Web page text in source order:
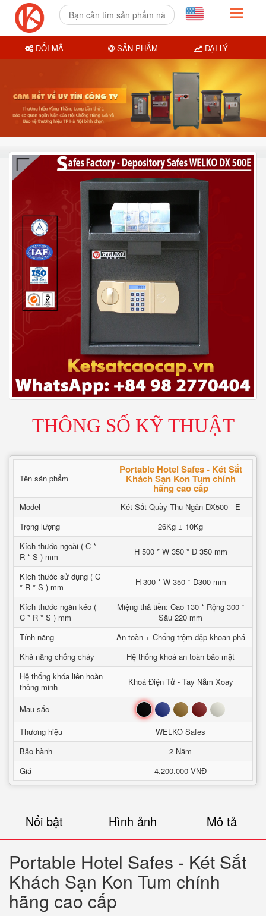
THÔNG SỐ KỸ THUẬT
Tên sản phẩm
Portable Hotel Safes - Két Sắt
Khách Sạn Kon Tum chính
hãng cao cấp
Model
Két Sắt Quầy Thu Ngân DX500 - E
Trọng lượng
26Kg ± 10Kg
Kích thước ngoài ( C *
R * S ) mm
H 500 * W 350 * D 350 mm
Kích thước sử dụng ( C
* R * S ) mm
H 300 * W 350 * D300 mm
Kích thước ngăn kéo (
C * R * S ) mm
Miệng thả tiền: Cao 130 * Rộng 300 *
Sâu 220 mm
Tính năng
An toàn + Chống trộm đập khoan phá
Khả năng chống cháy
Hệ thống khoá an toàn bảo mật
Hệ thống khóa liên hoàn
thông minh
Khoá Điện Tử - Tay Nắm Xoay
Mầu sắc Đen Xanh Nâu Đỏ Trắng
Thương hiệu
WELKO Safes
Bảo hành
2 Năm
Giá
4.200.000 VNĐ
Nổi bật Hình ảnh Mô tả
Portable Hotel Safes - Két Sắt
Khách Sạn Kon Tum chính
hãng cao cấp
ĐỔI MÃ SẢN PHẨM ĐẠI LÝ